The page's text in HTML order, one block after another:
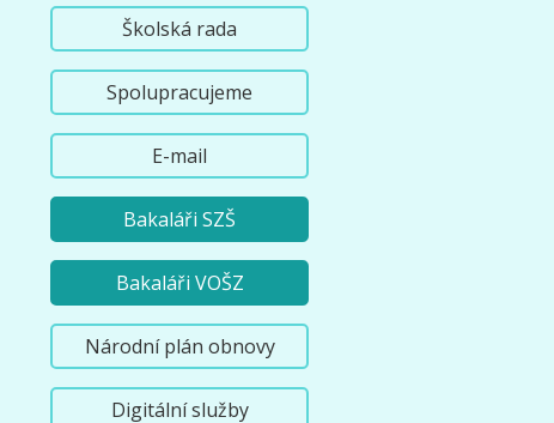
Školská rada
Spolupracujeme
E-mail
Bakaláři SZŠ
Bakaláři VOŠZ
Národní plán obnovy
Digitální služby